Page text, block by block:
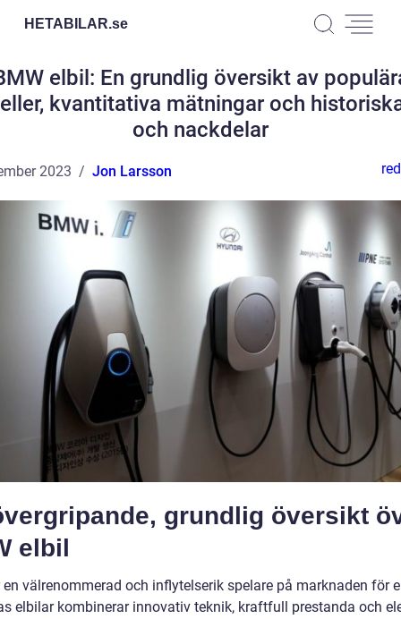
HETABILAR.se
elbil: En grundlig översikt av
kvantitativa mätningar och
och nackdelar
2023 Jon Larsson
grundlig översikt
elbil
en välrenommerad och inflytelserik spelare på marknaden för
elbilar kombinerar innovativ teknik, kraftfull prestanda och